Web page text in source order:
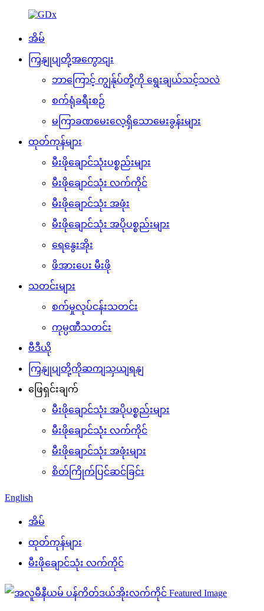
အိမ်
ကြှနျုပျတို့အကွောငျး
ဘာကြောင့် ကျွန်ုပ်တို့ကို ရွေးချယ်သင့်သလဲ
စက်ရုံခရီးစဉ်
မကြာခဏမေးလေ့ရှိသောမေးခွန်းများ
ထုတ်ကုန်များ
မီးဖိုချောင်သုံးပစ္စည်းများ
မီးဖိုချောင်သုံး လက်ကိုင်
မီးဖိုချောင်သုံး အဖုံး
မီးဖိုချောင်သုံး အပိုပစ္စည်းများ
ရေနွေးအိုး
ဖိအားပေး မီးဖို
သတင်းများ
စက်မှုလုပ်ငန်းသတင်း
ကုမ္ပဏီသတင်း
ဗီဒီယို
ကြှနျုပျတို့ကိုဆကျသှယျရနျ
ဖြေရှင်းချက်
မီးဖိုချောင်သုံး အပိုပစ္စည်းများ
မီးဖိုချောင်သုံး လက်ကိုင်
မီးဖိုချောင်သုံး အဖုံးများ
စိတ်ကြိုက်ပြင်ဆင်ခြင်း
English
အိမ်
ထုတ်ကုန်များ
မီးဖိုချောင်သုံး လက်ကိုင်